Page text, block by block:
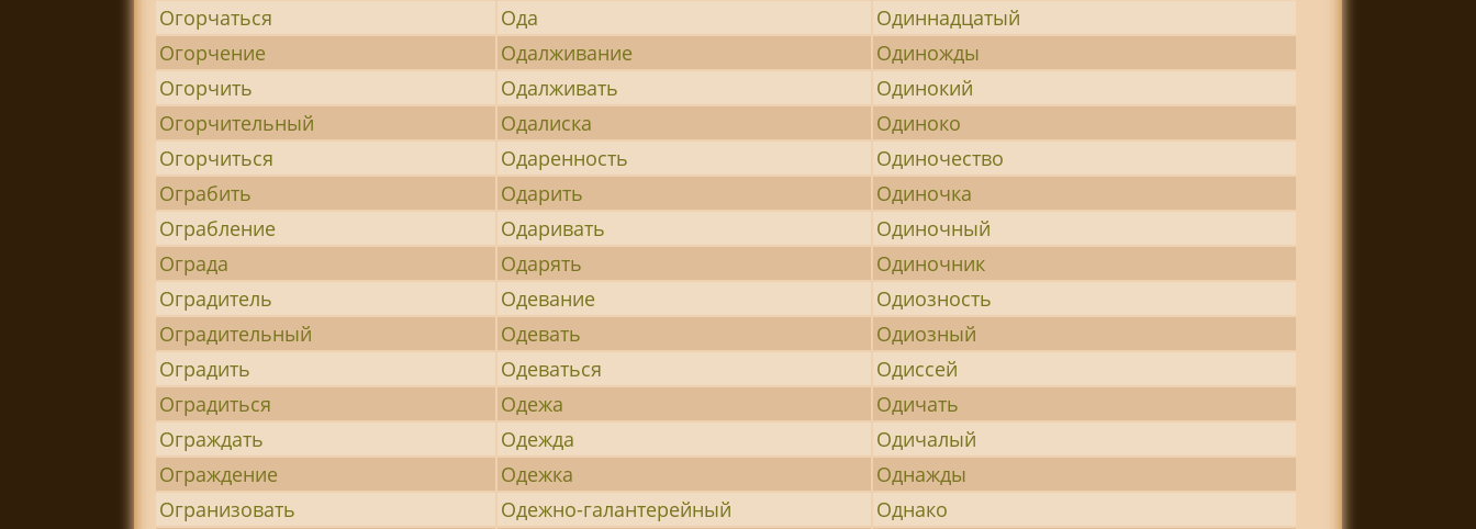
Огорчаться
Ода
Одиннадцатый
Огорчение
Одалживание
Одиножды
Огорчить
Одалживать
Одинокий
Огорчительный
Одалиска
Одиноко
Огорчиться
Одаренность
Одиночество
Ограбить
Одарить
Одиночка
Ограбление
Одаривать
Одиночный
Ограда
Одарять
Одиночник
Оградитель
Одевание
Одиозность
Оградительный
Одевать
Одиозный
Оградить
Одеваться
Одиссей
Оградиться
Одежа
Одичать
Ограждать
Одежда
Одичалый
Ограждение
Одежка
Однажды
Огранизовать
Одежно-галантерейный
Однако